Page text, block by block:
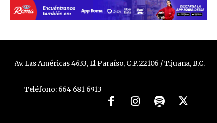
Av. Las Américas 4633, El Paraíso, C.P. 22106 / Tijuana, B.C.
Teléfono: 664 681 6913